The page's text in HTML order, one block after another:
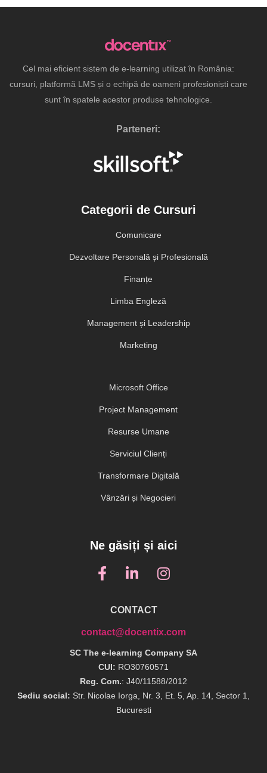
Cel mai eficient sistem de e-learning utilizat în România:
cursuri, platformă LMS și o echipă de oameni profesioniști care
sunt în spatele acestor produse tehnologice.
Parteneri:
Categorii de Cursuri
Comunicare
Dezvoltare Personală și Profesională
Finanțe
Limba Engleză
Management și Leadership
Marketing
Microsoft Office
Project Management
Resurse Umane
Serviciul Clienți
Transformare Digitală
Vânzări și Negocieri
Ne găsiți și aici
CONTACT
contact@docentix.com
SC The e-learning Company SA
CUI: RO30760571
Reg. Com.: J40/11588/2012
Sediu social: Str. Nicolae Iorga, Nr. 3, Et. 5, Ap. 14, Sector 1,
Bucuresti